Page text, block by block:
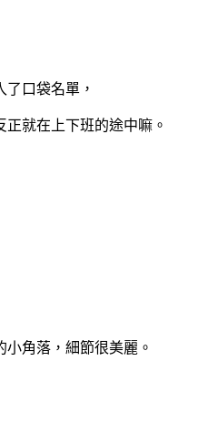
口袋名單，
就在上下班的途中嘛。
角落，細節很美麗。